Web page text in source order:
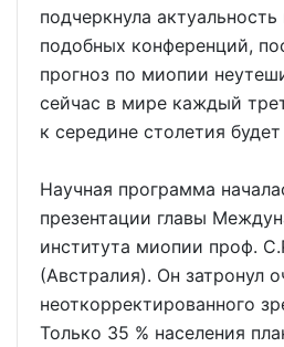
подчеркнула
подобных конференций,
прогноз по миопии
сейчас в мире каждый
к середине столетия
Научная программа
презентации главы
института миопии проф.
(Австралия). Он затронул
неоткорректированного
Только 35 % населения